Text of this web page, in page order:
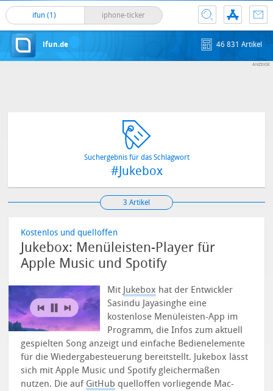
ifun (1) iphone-ticker
ifun.de 46 831 Artikel
Suchergebnis für das Schlagwort
#Jukebox
3 Artikel
Kostenlos und quelloffen
Jukebox: Menüleisten-Player für
Apple Music und Spotify
Mit Jukebox hat der Entwickler
Sasindu Jayasinghe eine
kostenlose Menüleisten-App im
Programm, die Infos zum aktuell
gespielten Song anzeigt und einfache Bedienelemente
für die Wiedergabesteuerung bereitstellt. Jukebox lässt
sich mit Apple Music und Spotify gleichermaßen
nutzen. Die auf GitHub quelloffen vorliegende Mac-